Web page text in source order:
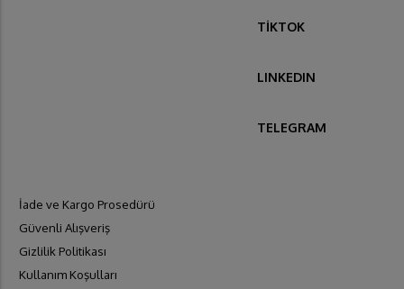
TİKTOK
LINKEDIN
TELEGRAM
İade ve Kargo Prosedürü
Güvenli Alışveriş
Gizlilik Politikası
Kullanım Koşulları